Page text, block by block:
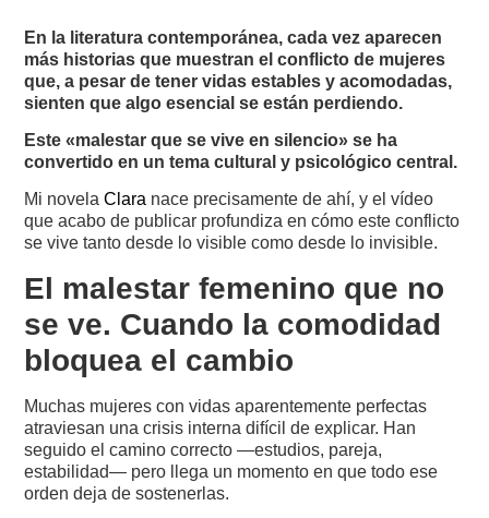
En la literatura contemporánea, cada vez aparecen
más historias que muestran el conflicto de mujeres
que, a pesar de tener vidas estables y acomodadas,
sienten que algo esencial se están perdiendo.
Este «malestar que se vive en silencio» se ha
convertido en un tema cultural y psicológico central.
Mi novela Clara nace precisamente de ahí, y el vídeo
que acabo de publicar profundiza en cómo este conflicto
se vive tanto desde lo visible como desde lo invisible.
El malestar femenino que no
se ve. Cuando la comodidad
bloquea el cambio
Muchas mujeres con vidas aparentemente perfectas
atraviesan una crisis interna difícil de explicar. Han
seguido el camino correcto —estudios, pareja,
estabilidad— pero llega un momento en que todo ese
orden deja de sostenerlas.